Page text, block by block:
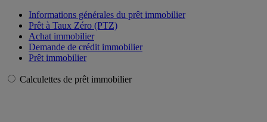
Informations générales du prêt immobilier
Prêt à Taux Zéro (PTZ)
Achat immobilier
Demande de crédit immobilier
Prêt immobilier
Calculettes de prêt immobilier